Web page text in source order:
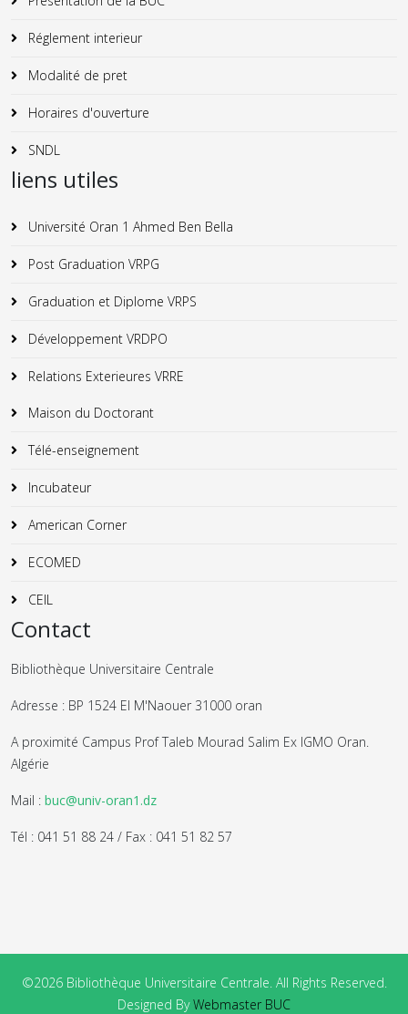
Réglement interieur
Modalité de pret
Horaires d'ouverture
SNDL
liens utiles
Université Oran 1 Ahmed Ben Bella
Post Graduation VRPG
Graduation et Diplome VRPS
Développement VRDPO
Relations Exterieures VRRE
Maison du Doctorant
Télé-enseignement
Incubateur
American Corner
ECOMED
CEIL
Contact
Bibliothèque Universitaire Centrale
Adresse : BP 1524 El M'Naouer 31000 oran
A proximité Campus Prof Taleb Mourad Salim Ex IGMO Oran.
Algérie
Mail : buc@univ-oran1.dz
Tél : 041 51 88 24 / Fax : 041 51 82 57
©2026 Bibliothèque Universitaire Centrale. All Rights Reserved.
Designed ByWebmaster BUC